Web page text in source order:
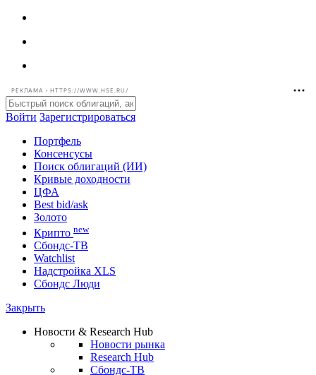
РЕКЛАМА • HTTPS://WWW.HSE.RU/
Войти Зарегистрироваться
Портфель
Консенсусы
Поиск облигаций (ИИ)
Кривые доходности
ЦФА
Best bid/ask
Золото
Крипто new
Сбондс-ТВ
Watchlist
Надстройка XLS
Сбондс Люди
Закрыть
Новости & Research Hub
Новости рынка
Research Hub
Сбондс-ТВ